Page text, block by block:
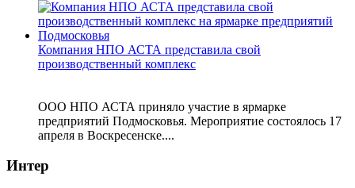
Компания НПО АСТА представила свой
производственный комплекс
ООО НПО АСТА приняло участие в ярмарке
предприятий Подмосковья. Мероприятие состоялось 17
апреля в Воскресенске....
Интер